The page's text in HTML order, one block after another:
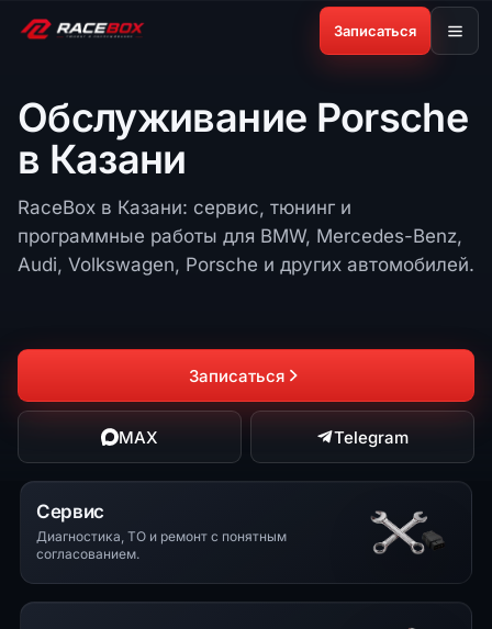
Записаться
Обслуживание Porsche
в Казани
RaceBox в Казани: сервис, тюнинг и
программные работы для BMW, Mercedes-Benz,
Audi, Volkswagen, Porsche и других автомобилей.
Записаться
MAX Telegram
Сервис
Диагностика, ТО и ремонт с понятным
согласованием.